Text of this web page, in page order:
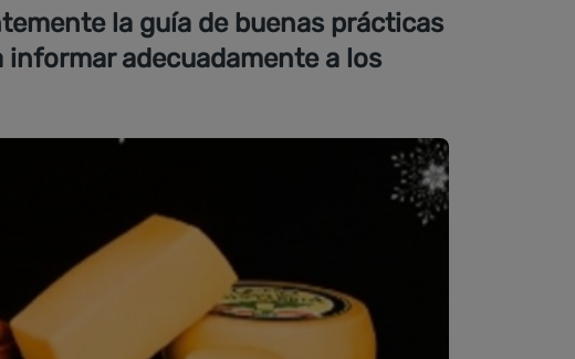
la guía de buenas prácticas
adecuadamente a los